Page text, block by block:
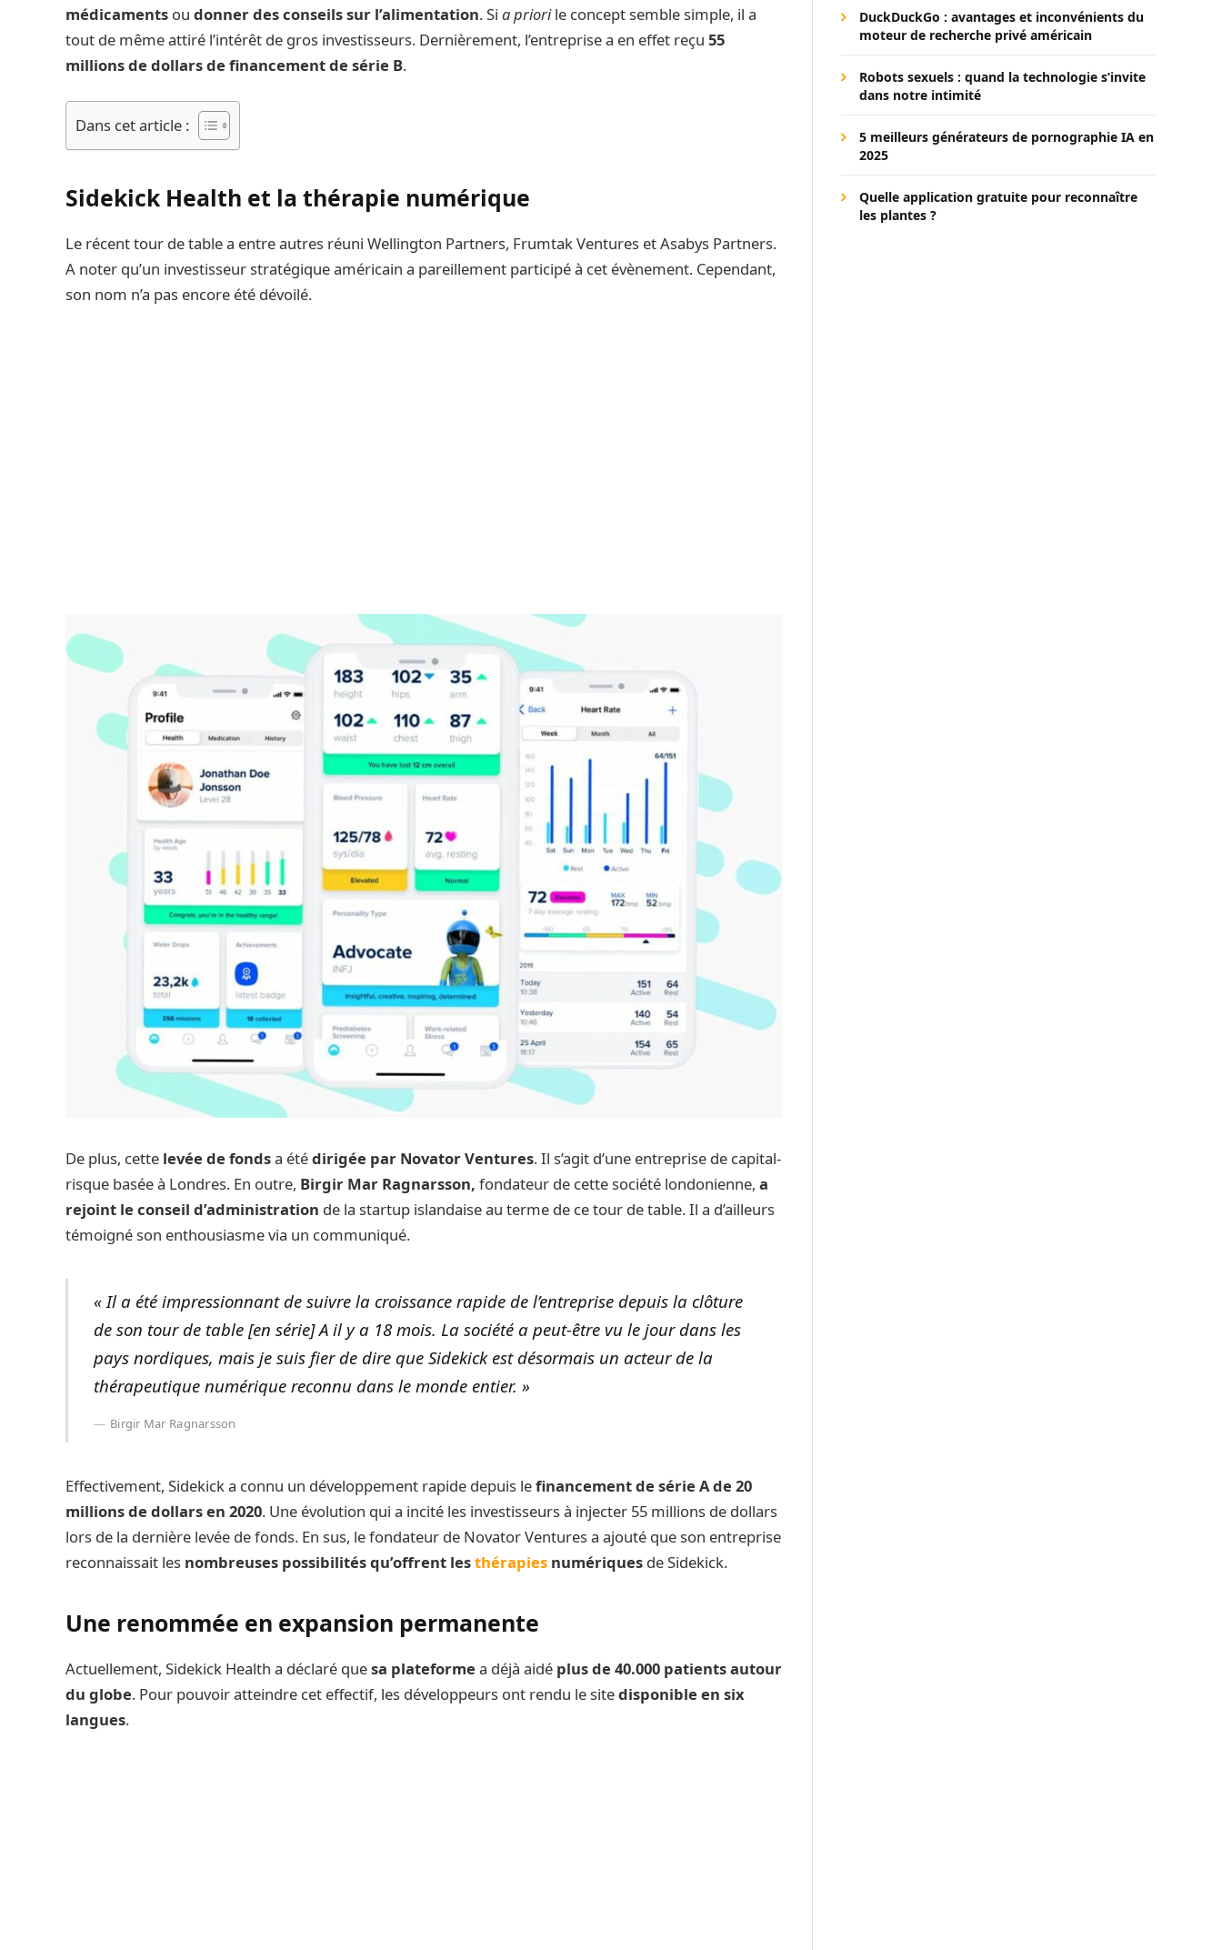
médicaments ou donner des conseils sur l’alimentation. Si a priorile concept semble simple, il a
tout de même attiré l’intérêt de gros investisseurs. Dernièrement, l’entreprise a en effet reçu 55
millions de dollars de financement de série B.
Dans cet article :
Sidekick Health et la thérapie numérique
Le récent tour de table a entre autres réuni Wellington Partners, Frumtak Ventures et Asabys Partners.
A noter qu’un investisseur stratégique américain a pareillement participé à cet évènement. Cependant,
son nom n’a pas encore été dévoilé.
De plus, cette levée de fondsa étédirigée par Novator Ventures. Il s’agit d’une entreprise de capital-
risque basée à Londres. En outre, Birgir Mar Ragnarsson, fondateur de cette société londonienne, a
rejoint le conseil d’administration de la startup islandaise au terme de ce tour de table. Il a d’ailleurs
témoigné son enthousiasme via un communiqué.
« Il a été impressionnant de suivre la croissance rapide de l’entreprise depuis la clôture
de son tour de table [en série] A il y a 18 mois. La société a peut-être vu le jour dans les
pays nordiques, mais je suis fier de dire que Sidekick est désormais un acteur de la
thérapeutique numérique reconnu dans le monde entier. »
Birgir Mar Ragnarsson
Effectivement, Sidekick a connu un développement rapide depuis lefinancement de série A de 20
millions de dollars en 2020. Une évolution qui a incité les investisseurs à injecter 55 millions de dollars
lors de la dernière levée de fonds. En sus, le fondateur de Novator Ventures a ajouté que son entreprise
reconnaissait les nombreuses possibilités qu’offrent lesthérapies numériques de Sidekick.
Une renommée en expansion permanente
Actuellement, Sidekick Health a déclaré quesa plateforme a déjà aidé plus de 40.000 patients autour
du globe. Pour pouvoir atteindre cet effectif, les développeurs ont rendu le sitedisponible en six
langues.
DuckDuckGo : avantages et inconvénients du
moteur de recherche privé américain
Robots sexuels : quand la technologie s’invite
dans notre intimité
5 meilleurs générateurs de pornographie IA en
2025
Quelle application gratuite pour reconnaître
les plantes ?